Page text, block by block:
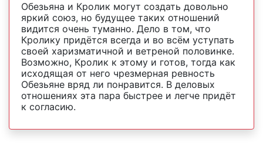
Обезьяна и Кролик могут создать довольно
яркий союз, но будущее таких отношений
видится очень туманно. Дело в том, что
Кролику придётся всегда и во всём уступать
своей харизматичной и ветреной половинке.
Возможно, Кролик к этому и готов, тогда как
исходящая от него чрезмерная ревность
Обезьяне вряд ли понравится. В деловых
отношениях эта пара быстрее и легче придёт
к согласию.